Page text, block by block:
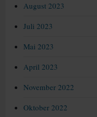
August 2023
Juli 2023
Mai 2023
April 2023
November 2022
Oktober 2022